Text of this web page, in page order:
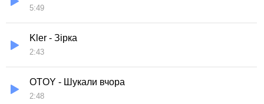
5:49
Kler - Зірка
2:43
OTOY - Шукали вчора
2:48